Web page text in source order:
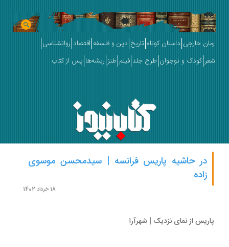
خارجی داستان کوتاه تاریخ دین و فلسفه اقتصاد روانشناسی
کودک و نوجوان طرح جلد فیلم طنز ریشه‌ها پس از کتاب
در حاشیه پاریس فرانسه | سیدمحسن موسوی
از نمای نزدیک | شهرآرا